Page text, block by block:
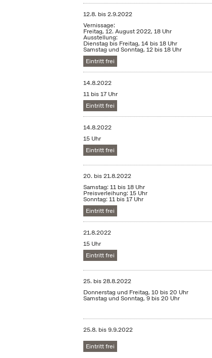
12.8. bis2.9.2022
Vernissage:
Freitag, 12. August 2022, 18 Uhr
Ausstellung:
Dienstag bis Freitag, 14 bis 18 Uhr
Samstag und Sonntag, 12 bis 18 Uhr
Eintritt frei
14.8.2022
11 bis 17 Uhr
Eintritt frei
14.8.2022
15 Uhr
Eintritt frei
20. bis21.8.2022
Samstag: 11 bis 18 Uhr
Preisverleihung: 15 Uhr
Sonntag: 11 bis 17 Uhr
Eintritt frei
21.8.2022
15 Uhr
Eintritt frei
25. bis28.8.2022
Donnerstag und Freitag, 10 bis 20 Uhr
Samstag und Sonntag, 9 bis 20 Uhr
25.8. bis9.9.2022
Eintritt frei